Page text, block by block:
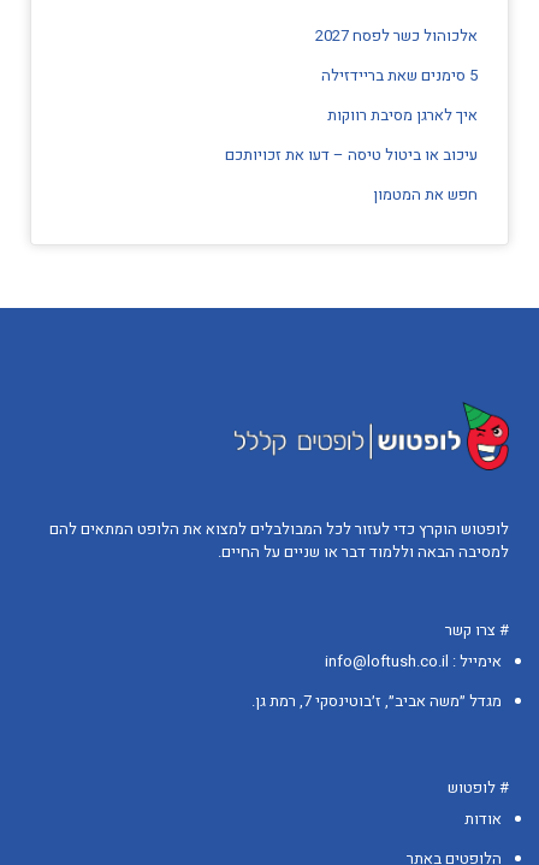
אלכוהול כשר לפסח 2027
5 סימנים שאת בריידזילה
איך לארגן מסיבת רווקות
עיכוב או ביטול טיסה – דעו את זכויותכם
חפש את המטמון
לופטוש הוקרץ כדי לעזור לכל המבולבלים למצוא את הלופט המתאים להם
למסיבה הבאה וללמוד דבר או שניים על החיים.
# צרו קשר
אימייל : info@loftush.co.il
מגדל ״משה אביב״, ז׳בוטינסקי 7, רמת גן.
# לופטוש
אודות
הלופטים באתר